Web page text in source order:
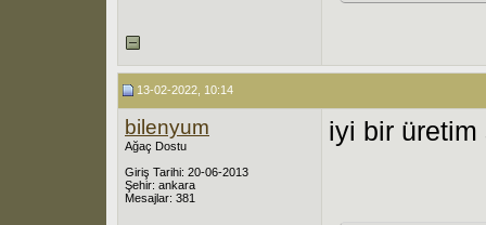
13-02-2022, 10:14
bilenyum
Ağaç Dostu
Giriş Tarihi: 20-06-2013
Şehir: ankara
Mesajlar: 381
iyi bir